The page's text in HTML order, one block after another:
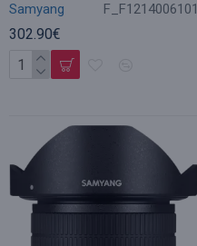
Samyang F_F1214006101
302.90€